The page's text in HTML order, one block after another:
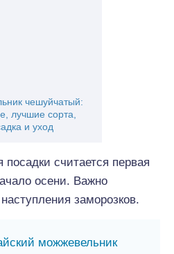
чешуйчатый:
лучшие сорта,
и уход
считается первая
осени. Важно
заморозков.
можжевельник